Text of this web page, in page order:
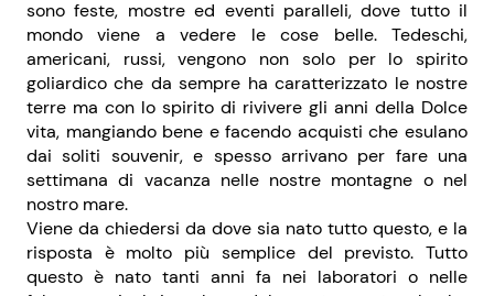
sono feste, mostre ed eventi paralleli, dove tutto il
mondo viene a vedere le cose belle. Tedeschi,
americani, russi, vengono non solo per lo spirito
goliardico che da sempre ha caratterizzato le nostre
terre ma con lo spirito di rivivere gli anni della Dolce
vita, mangiando bene e facendo acquisti che esulano
dai soliti souvenir, e spesso arrivano per fare una
settimana di vacanza nelle nostre montagne o nel
nostro mare.
Viene da chiedersi da dove sia nato tutto questo, e la
risposta è molto più semplice del previsto. Tutto
questo è nato tanti anni fa nei laboratori o nelle